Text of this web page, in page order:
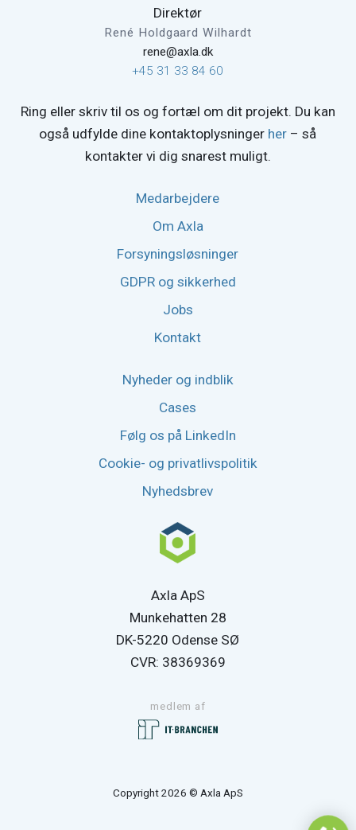
Direktør
René Holdgaard Wilhardt
rene@axla.dk
+45 31 33 84 60
Ring eller skriv til os og fortæl om dit projekt. Du kan
også udfylde dine kontaktoplysninger her – så
kontakter vi dig snarest muligt.
Medarbejdere
Om Axla
Forsyningsløsninger
GDPR og sikkerhed
Jobs
Kontakt
Nyheder og indblik
Cases
Følg os på LinkedIn
Cookie- og privatlivspolitik
Nyhedsbrev
Axla ApS
Munkehatten 28
DK-5220 Odense SØ
CVR: 38369369
medlem af
Copyright 2026 © Axla ApS